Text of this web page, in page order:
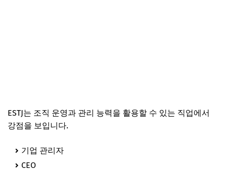
ESTJ는 조직 운영과 관리 능력을 활용할 수 있는 직업에서
강점을 보입니다.
기업 관리자
CEO